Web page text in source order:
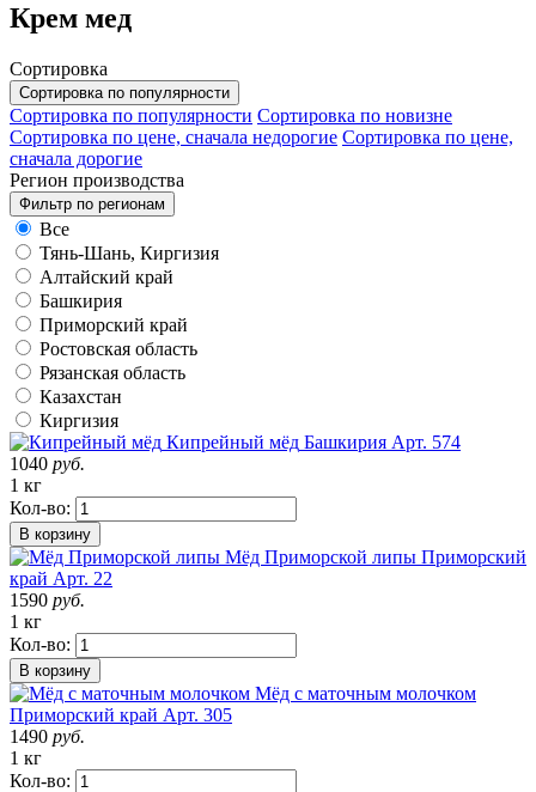
Крем мед
Сортировка
Сортировка по популярности
Сортировка по популярности Сортировка по новизне
Сортировка по цене, сначала недорогие Сортировка по цене,
сначала дорогие
Регион производства
Фильтр по регионам
Все
Тянь-Шань, Киргизия
Алтайский край
Башкирия
Приморский край
Ростовская область
Рязанская область
Казахстан
Киргизия
Кипрейный мёд Башкирия Арт. 574
1040 руб.
1 кг
Кол-во:
В корзину
Мёд Приморской липы Приморский
край Арт. 22
1590 руб.
1 кг
Кол-во:
В корзину
Мёд с маточным молочком
Приморский край Арт. 305
1490 руб.
1 кг
Кол-во: